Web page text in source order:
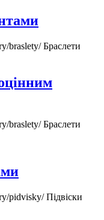
braslety/Браслети
braslety/Браслети
pidvisky/Підвіски